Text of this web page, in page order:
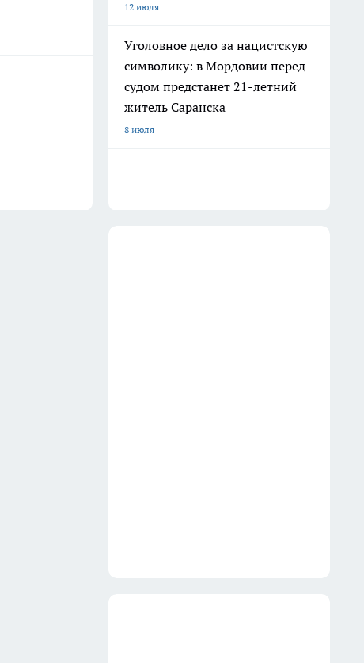
12 июля
Уголовное дело за нацистскую
символику: в Мордовии перед
судом предстанет 21-летний
житель Саранска
8 июля